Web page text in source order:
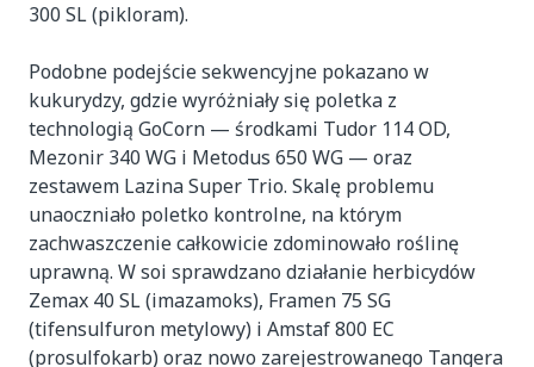
300 SL (pikloram).
Podobne podejście sekwencyjne pokazano w
kukurydzy, gdzie wyróżniały się poletka z
technologią GoCorn — środkami Tudor 114 OD,
Mezonir 340 WG i Metodus 650 WG — oraz
zestawem Lazina Super Trio. Skalę problemu
unaoczniało poletko kontrolne, na którym
zachwaszczenie całkowicie zdominowało roślinę
uprawną. W soi sprawdzano działanie herbicydów
Zemax 40 SL (imazamoks), Framen 75 SG
(tifensulfuron metylowy) i Amstaf 800 EC
(prosulfokarb) oraz nowo zarejestrowanego Tangera